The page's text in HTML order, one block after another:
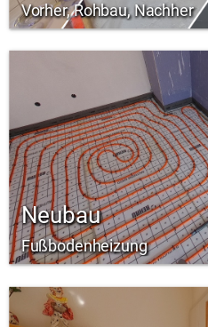
Vorher, Rohbau, Nachher
Neubau
Fußbodenheizung